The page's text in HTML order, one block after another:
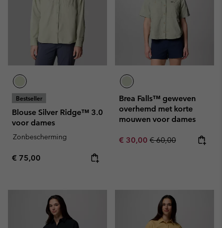
Bestseller
Blouse Silver Ridge™ 3.0
voor dames
Zonbescherming
Regular price:
€ 75,00
Brea Falls™ geweven
overhemd met korte
mouwen voor dames
Sale price:
€ 30,00 Regular price:
€ 60,00